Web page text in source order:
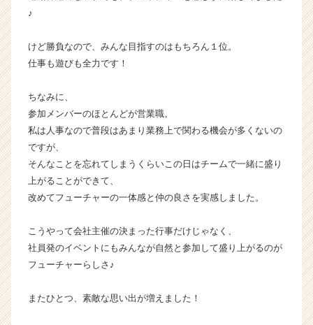
C
r
r）
♪
けど勝負なので、みんな目指すのはもちろん１位。
仕事も遊びも全力です！
ちなみに、
参加メンバーのほとんどが営業職。
私は人事なので普段はあまり業務上で関わる機会が多くないの
ですが、
そんなことを忘れてしまうくらいこの日はチームで一緒に盛り
上がることができて、
改めてフューチャーの一体感と仲の良さを実感しました。
こうやって会社主催の決まった行事だけじゃなく、
社員発のイベントにもみんなが自然と参加して盛り上がるのが
フューチャーらしさ♪
またひとつ、素敵な思い出が増えました！